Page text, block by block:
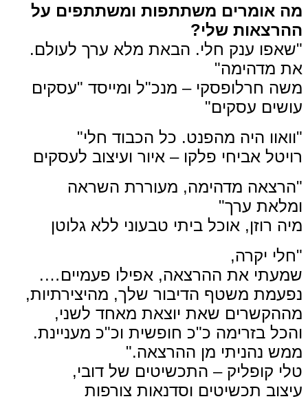
מה אומרים משתתפות ומשתתפים על
ההרצאות שלי?
"שאפו ענק חלי. הבאת מלא ערך לעולם.
את מדהימה"
משה חרלופסקי – מנכ"ל ומייסד "עסקים
עושים עסקים"
"וואוו היה מהפנט. כל הכבוד חלי"
רויטל אביחי פלקו – איור ועיצוב לעסקים
"הרצאה מדהימה, מעוררת השראה
ומלאת ערך"
מיה רוזן, אוכל ביתי טבעוני ללא גלוטן
"חלי יקרה,
שמעתי את ההרצאה, אפילו פעמיים….
נפעמת משטף הדיבור שלך, מהיצירתיות,
מההקשרים שאת יוצאת מאחד לשני,
והכל בזרימה כ"כ חופשית וכ"כ מעניינת.
ממש נהניתי מן ההרצאה."
טלי קופליק – התכשיטים של דובי,
עיצוב תכשיטים וסדנאות צורפות